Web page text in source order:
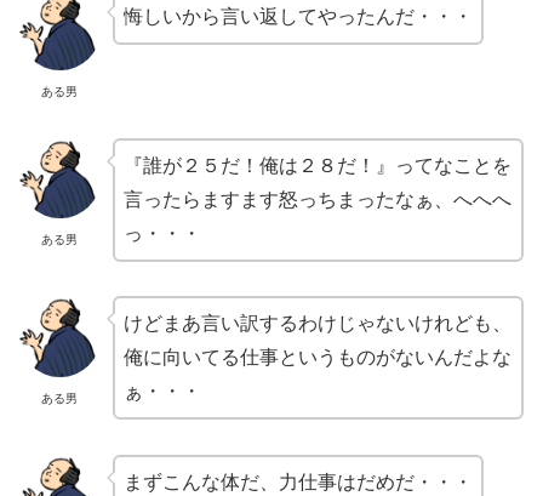
ある男
悔しいから言い返してやったんだ・・・
ある男
『誰が２５だ！俺は２８だ！』ってなことを
言ったらますます怒っちまったなぁ、へへへ
っ・・・
ある男
けどまあ言い訳するわけじゃないけれども、
俺に向いてる仕事というものがないんだよな
ぁ・・・
まずこんな体だ、力仕事はだめだ・・・